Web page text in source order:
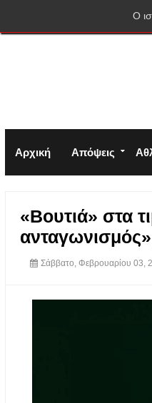
Πολιτική απορρήτου
Αρχική Απόψεις
«Βουτιά» στα
Σάββατο, Φεβρουαρίου 03,
O